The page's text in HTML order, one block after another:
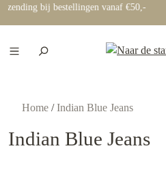
hoofdinhoud
Voor 12:00 uur besteld?
Home /Indian Blue Jeans
Indian Blue Jeans